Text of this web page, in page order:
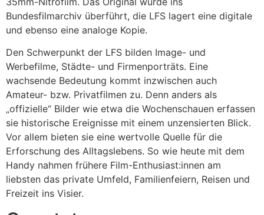
Bundesfilmarchiv überführt, die LFS lagert eine digitale
und ebenso eine analoge Kopie.
Den Schwerpunkt der LFS bilden Image- und
Werbefilme, Städte- und Firmenporträts. Eine
wachsende Bedeutung kommt inzwischen auch
Amateur- bzw. Privatfilmen zu. Denn anders als
„offizielle“ Bilder wie etwa die Wochenschauen erfassen
sie historische Ereignisse mit einem unzensierten Blick.
Vor allem bieten sie eine wertvolle Quelle für die
Erforschung des Alltagslebens. So wie heute mit dem
Handy nahmen frühere Film-Enthusiast:innen am
liebsten das private Umfeld, Familienfeiern, Reisen und
Freizeit ins Visier.